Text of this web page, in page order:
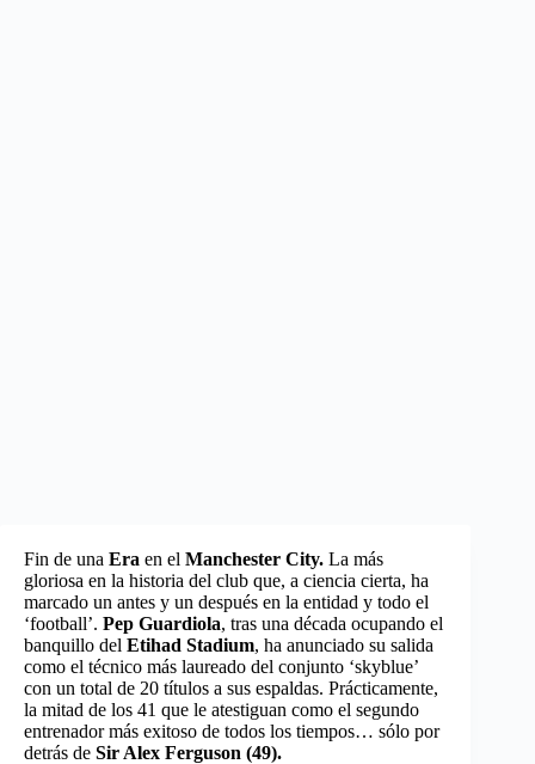
Fin de una Era en el Manchester City. La más
gloriosa en la historia del club que, a ciencia cierta, ha
marcado un antes y un después en la entidad y todo el
‘football’. Pep Guardiola, tras una década ocupando el
banquillo del Etihad Stadium, ha anunciado su salida
como el técnico más laureado del conjunto ‘skyblue’
con un total de 20 títulos a sus espaldas. Prácticamente,
la mitad de los 41 que le atestiguan como el segundo
entrenador más exitoso de todos los tiempos… sólo por
detrás de Sir Alex Ferguson (49).